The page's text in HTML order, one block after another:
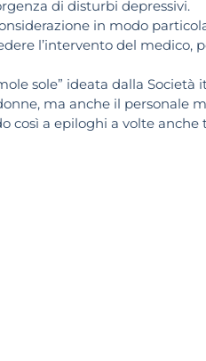
di disturbi depressivi.
in modo
l’intervento del medico,
sole” ideata dalla
ma anche il personale
così a epiloghi a volte anche